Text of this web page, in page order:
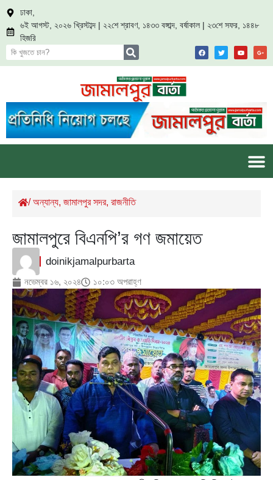
ঢাকা,
৬ই আগস্ট, ২০২৬ খ্রিস্টাব্দ | ২২শে শ্রাবণ, ১৪৩৩ বঙ্গাব্দ, বর্ষাকাল | ২৩শে সফর, ১৪৪৮
হিজরি
/অন্যান্য, জামালপুর সদর, রাজনীতি
জামালপুরে বিএনপি’র গণ জমায়েত
doinikjamalpurbarta
নভেম্বর ১৬, ২০২৪ ১০:০৩ অপরাহ্ণ